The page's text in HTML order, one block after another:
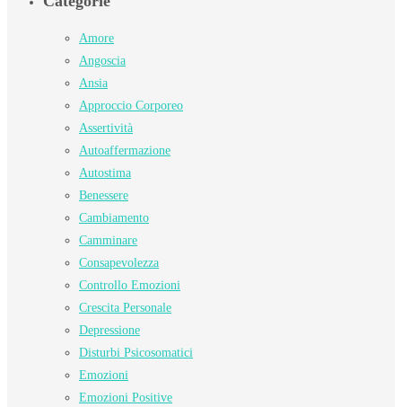
Amore
Angoscia
Ansia
Approccio Corporeo
Assertività
Autoaffermazione
Autostima
Benessere
Cambiamento
Camminare
Consapevolezza
Controllo Emozioni
Crescita Personale
Depressione
Disturbi Psicosomatici
Emozioni
Emozioni Positive